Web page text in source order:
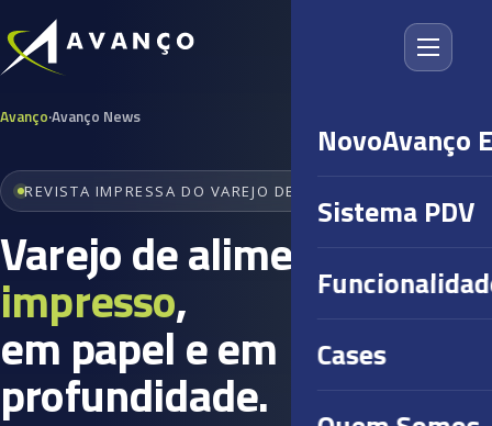
NovoAvanço
Sistema PDV
Cases
Avanço·Avanço News
REVISTA IMPRESSA DO VAREJO DE ALIMENTOS
Varejo de alimentos
impresso,
em papel e em
profundidade.